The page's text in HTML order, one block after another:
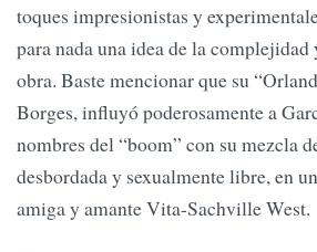
toques impresionistas y
para nada una idea de la complejidad
obra. Baste mencionar que su
Borges, influyó poderosamente a
nombres del “boom” con su mezcla
desbordada y sexualmente libre, en
amiga y amante Vita-Sachville West.